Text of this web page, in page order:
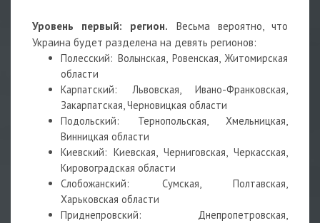
Уровень первый: регион. Весьма вероятно, что
Украина будет разделена на девять регионов:
Полесский: Волынская, Ровенская, Житомирская
области
Карпатский: Львовская, Ивано-Франковская,
Закарпатская, Черновицкая области
Подольский: Тернопольская, Хмельницкая,
Винницкая области
Киевский: Киевская, Черниговская, Черкасская,
Кировоградская области
Слобожанский: Сумская, Полтавская,
Харьковская области
Приднепровский: Днепропетровская,